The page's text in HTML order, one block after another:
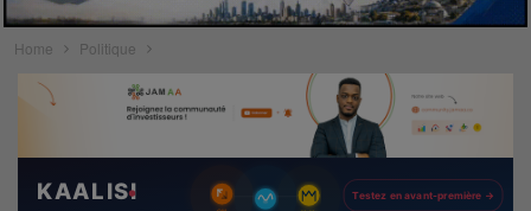
Home Politique